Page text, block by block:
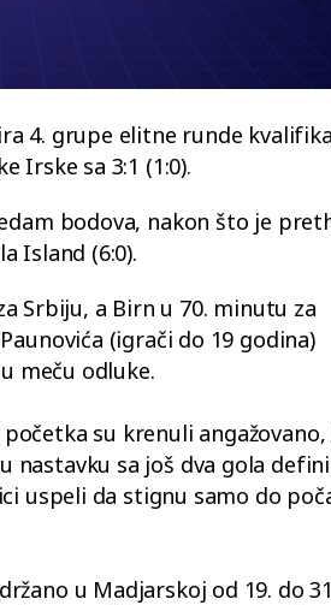
4. grupe elitne runde
Irske sa 3:1 (1:0).
bodova, nakon što je
Island (6:0).
Srbiju, a Birn u 70. minutu za
(igrači do 19 godina)
meču odluke.
su krenuli angažovano,
nastavku sa još dva gola
uspeli da stignu samo do
u Madjarskoj od 19. do